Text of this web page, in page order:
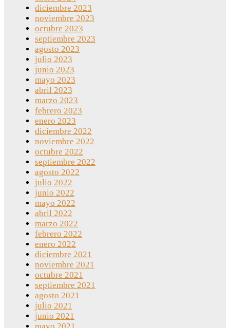
diciembre 2023
noviembre 2023
octubre 2023
septiembre 2023
agosto 2023
julio 2023
junio 2023
mayo 2023
abril 2023
marzo 2023
febrero 2023
enero 2023
diciembre 2022
noviembre 2022
octubre 2022
septiembre 2022
agosto 2022
julio 2022
junio 2022
mayo 2022
abril 2022
marzo 2022
febrero 2022
enero 2022
diciembre 2021
noviembre 2021
octubre 2021
septiembre 2021
agosto 2021
julio 2021
junio 2021